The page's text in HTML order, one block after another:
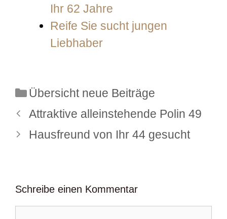
Ihr 62 Jahre
Reife Sie sucht jungen
Liebhaber
Kategorien
Übersicht neue Beiträge
Attraktive alleinstehende Polin 49
Hausfreund von Ihr 44 gesucht
Schreibe einen Kommentar